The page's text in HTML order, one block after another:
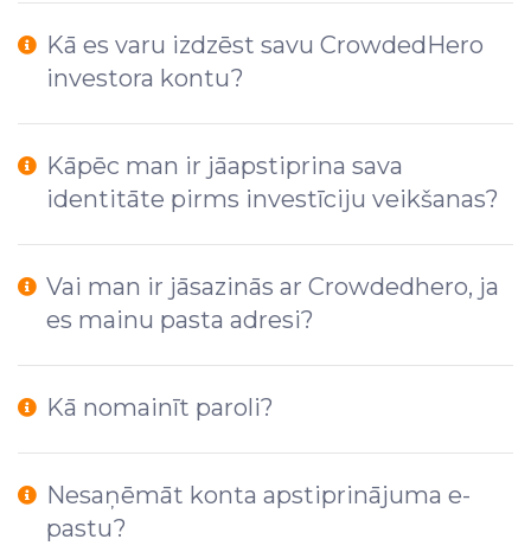
Kā es varu izdzēst savu CrowdedHero
investora kontu?
Kāpēc man ir jāapstiprina sava
identitāte pirms investīciju veikšanas?
Vai man ir jāsazinās ar Crowdedhero, ja
es mainu pasta adresi?
Kā nomainīt paroli?
Nesaņēmāt konta apstiprinājuma e-
pastu?